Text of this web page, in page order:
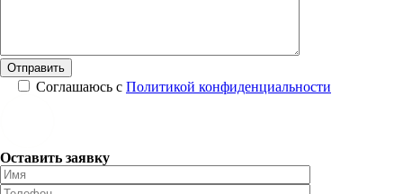
Соглашаюсь с Политикой конфиденциальности
Оставить заявку